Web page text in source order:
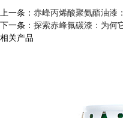
上一条： 赤峰丙烯酸聚氨酯油漆
下一条： 探索赤峰氟碳漆：为何
相关产品